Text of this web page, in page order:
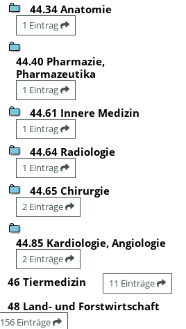
44.34 Anatomie
1 Eintrag
44.40 Pharmazie,
Pharmazeutika
1 Eintrag
44.61 Innere Medizin
1 Eintrag
44.64 Radiologie
1 Eintrag
44.65 Chirurgie
2 Einträge
44.85 Kardiologie, Angiologie
2 Einträge
46 Tiermedizin 11 Einträge
48 Land- und Forstwirtschaft
156 Einträge